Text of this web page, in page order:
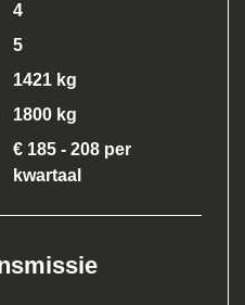
4
5
1421 kg
1800 kg
€ 185 - 208 per
kwartaal